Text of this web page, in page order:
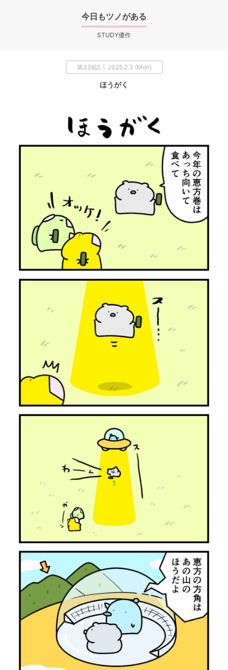
今日もツノがある
STUDY優作
第338話 │ 2025.2.3 (Mon)
ほうがく